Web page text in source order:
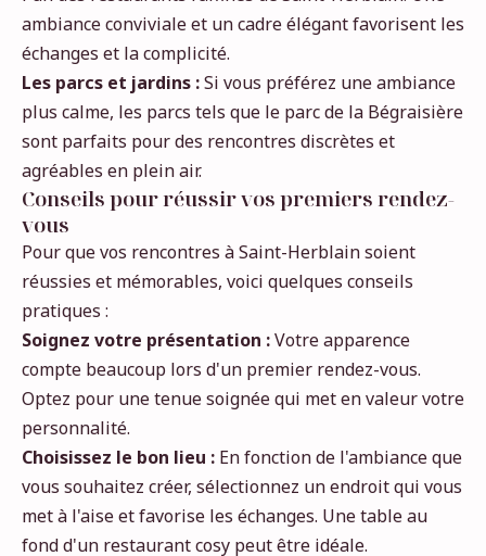
ambiance conviviale et un cadre élégant favorisent les
échanges et la complicité.
Les parcs et jardins :Si vous préférez une ambiance
plus calme, les parcs tels que le parc de la Bégraisière
sont parfaits pour des rencontres discrètes et
agréables en plein air.
Conseils pour réussir vos premiers rendez-
vous
Pour que vos rencontres à Saint-Herblain soient
réussies et mémorables, voici quelques conseils
pratiques :
Soignez votre présentation :Votre apparence
compte beaucoup lors d'un premier rendez-vous.
Optez pour une tenue soignée qui met en valeur votre
personnalité.
Choisissez le bon lieu : En fonction de l'ambiance que
vous souhaitez créer, sélectionnez un endroit qui vous
met à l'aise et favorise les échanges. Une table au
fond d'un restaurant cosy peut être idéale.